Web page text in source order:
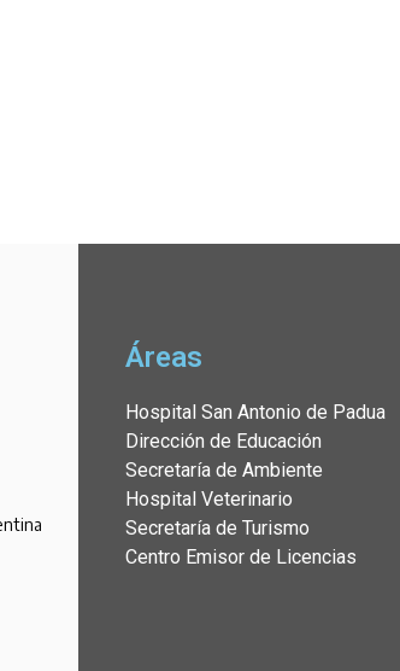
Áreas
Hospital San Antonio de Padua
Dirección de Educación
Secretaría de Ambiente
Hospital Veterinario
Secretaría de Turismo
Centro Emisor de Licencias